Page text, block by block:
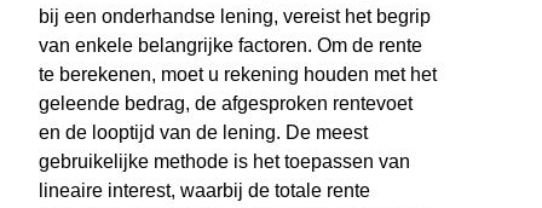
bij een onderhandse lening, vereist het begrip
van enkele belangrijke factoren. Om de rente
te berekenen, moet u rekening houden met het
geleende bedrag, de afgesproken rentevoet
en de looptijd van de lening. De meest
gebruikelijke methode is het toepassen van
lineaire interest, waarbij de totale rente